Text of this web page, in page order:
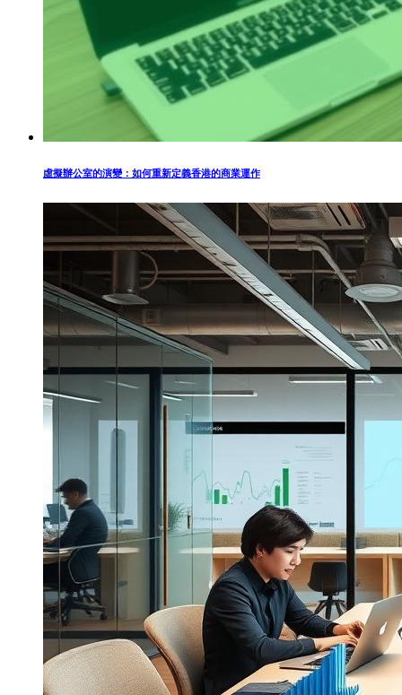
虛擬辦公室的演變：如何重新定義香港的商業運作